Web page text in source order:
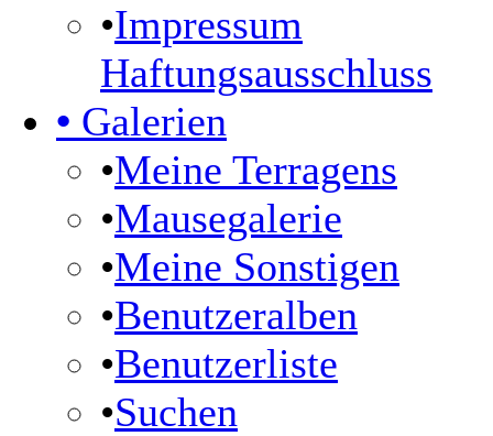
•Impressum
Haftungsausschluss
• Galerien
•Meine Terragens
•Mausegalerie
•Meine Sonstigen
•Benutzeralben
•Benutzerliste
•Suchen